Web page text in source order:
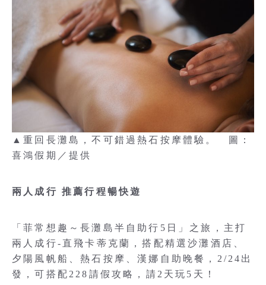
▲重回長灘島，不可錯過熱石按摩體驗。 圖：
喜鴻假期／提供
兩人成行 推薦行程暢快遊
「菲常想趣～長灘島半自助行5日」之旅，主打
兩人成行-直飛卡蒂克蘭，搭配精選沙灘酒店、
夕陽風帆船、熱石按摩、漢娜自助晚餐，2/24出
發，可搭配228請假攻略，請2天玩5天！